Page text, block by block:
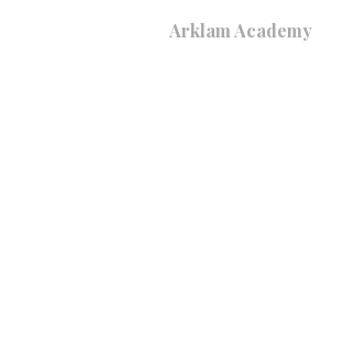
Arklam Academy